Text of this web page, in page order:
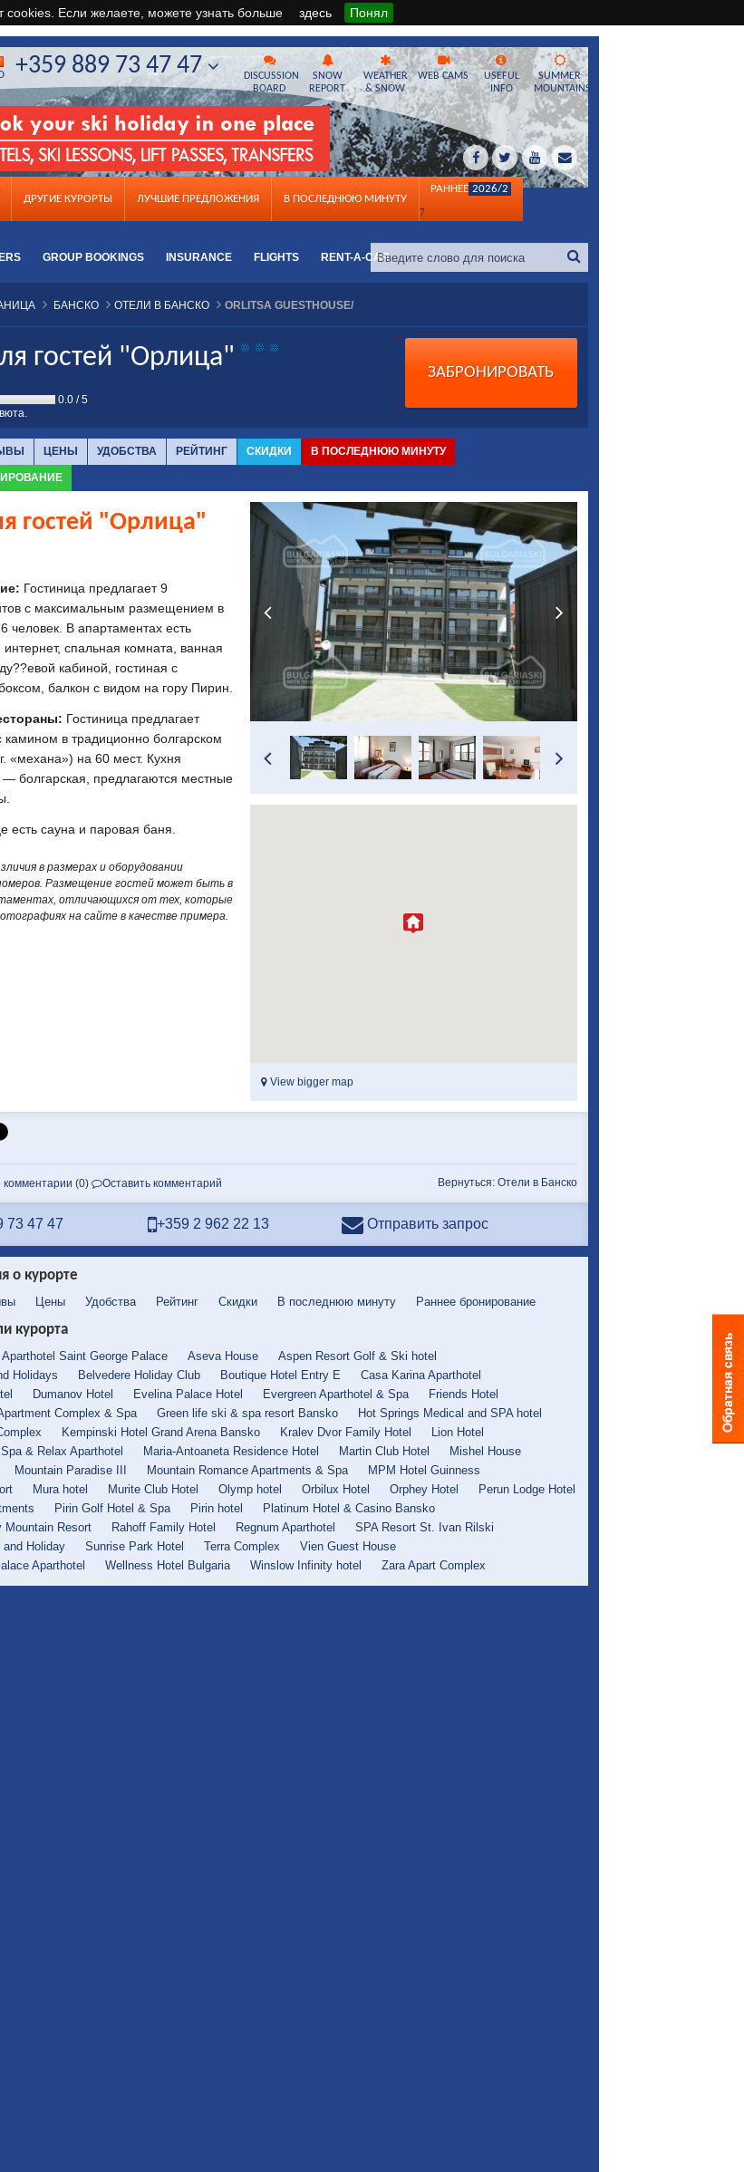
cookies. Если желаете, можете узнать больше здесь Понял
ДРУГИЕ КУРОРТЫ ЛУЧШИЕ ПРЕДЛОЖЕНИЯ B ПОСЛЕДНЮЮ МИНУТУ
РАННЕЕ 2026/2
7
GROUP BOOKINGS INSURANCE FLIGHTS RENT-A-CAR
DISCUSSION
BOARD
SNOW
REPORT
WEATHER
& SNOW
WEB CAMS
USEFUL
INFO
SUMMER
MOUNTAINS
+359 889 73 47 47
БАНСКО ОТЕЛИ В БАНСКО ORLITSA GUESTHOUSE/
ЗАБРОНИРОВАТЬ
гостей "Орлица"
0.0 / 5
ЦЕНЫ УДОБСТВА РЕЙТИНГ СКИДКИ В ПОСЛЕДНЮЮ МИНУТУ
View bigger map
гостей "Орлица"
Гостиница предлагает 9
с максимальным размещением в
человек. В апартаментах есть
интернет, спальная комната, ванная
кабиной, гостиная с
балкон с видом на гору Пирин.
Гостиница предлагает
камином в традиционно болгарском
«механа») на 60 мест. Кухня
— болгарская, предлагаются местные
есть сауна и паровая баня.
в размерах и оборудовании
Размещение гостей может быть в
отличающихся от тех, которые
на сайте в качестве примера.
Вернуться: Отели в Банско
комментарии (0) Оставить комментарий
73 47 47 +359 2 962 22 13 Отправить запрос
о курорте
Цены Удобства Рейтинг Скидки В последнюю минуту Раннее бронирование
курорта
Aparthotel Saint George Palace Aseva House
Aspen Resort Golf & Ski hotel
Holidays
Belvedere Holiday Club Boutique Hotel Entry E
Casa Karina Aparthotel
Dumanov Hotel Evelina Palace Hotel Evergreen Aparthotel & Spa
Friends Hotel
Complex & Spa
Green life ski & spa resort Bansko
Hot Springs Medical and SPA hotel
Kempinski Hotel Grand Arena Bansko Kralev Dvor Family Hotel
Lion Hotel
& Relax Aparthotel
Maria-Antoaneta Residence Hotel Martin Club Hotel
Mishel House
Mountain Paradise III Mountain Romance Apartments & Spa
MPM Hotel Guinness
Mura hotel Murite Club Hotel Olymp hotel Orbilux Hotel Orphey Hotel
Perun Lodge Hotel
Pirin Golf Hotel & Spa Pirin hotel
Platinum Hotel & Casino Bansko
Mountain Resort
Rahoff Family Hotel Regnum Aparthotel
SPA Resort St. Ivan Rilski
Holiday
Sunrise Park Hotel Terra Complex
Vien Guest House
Aparthotel
Wellness Hotel Bulgaria Winslow Infinity hotel Zara Apart Complex